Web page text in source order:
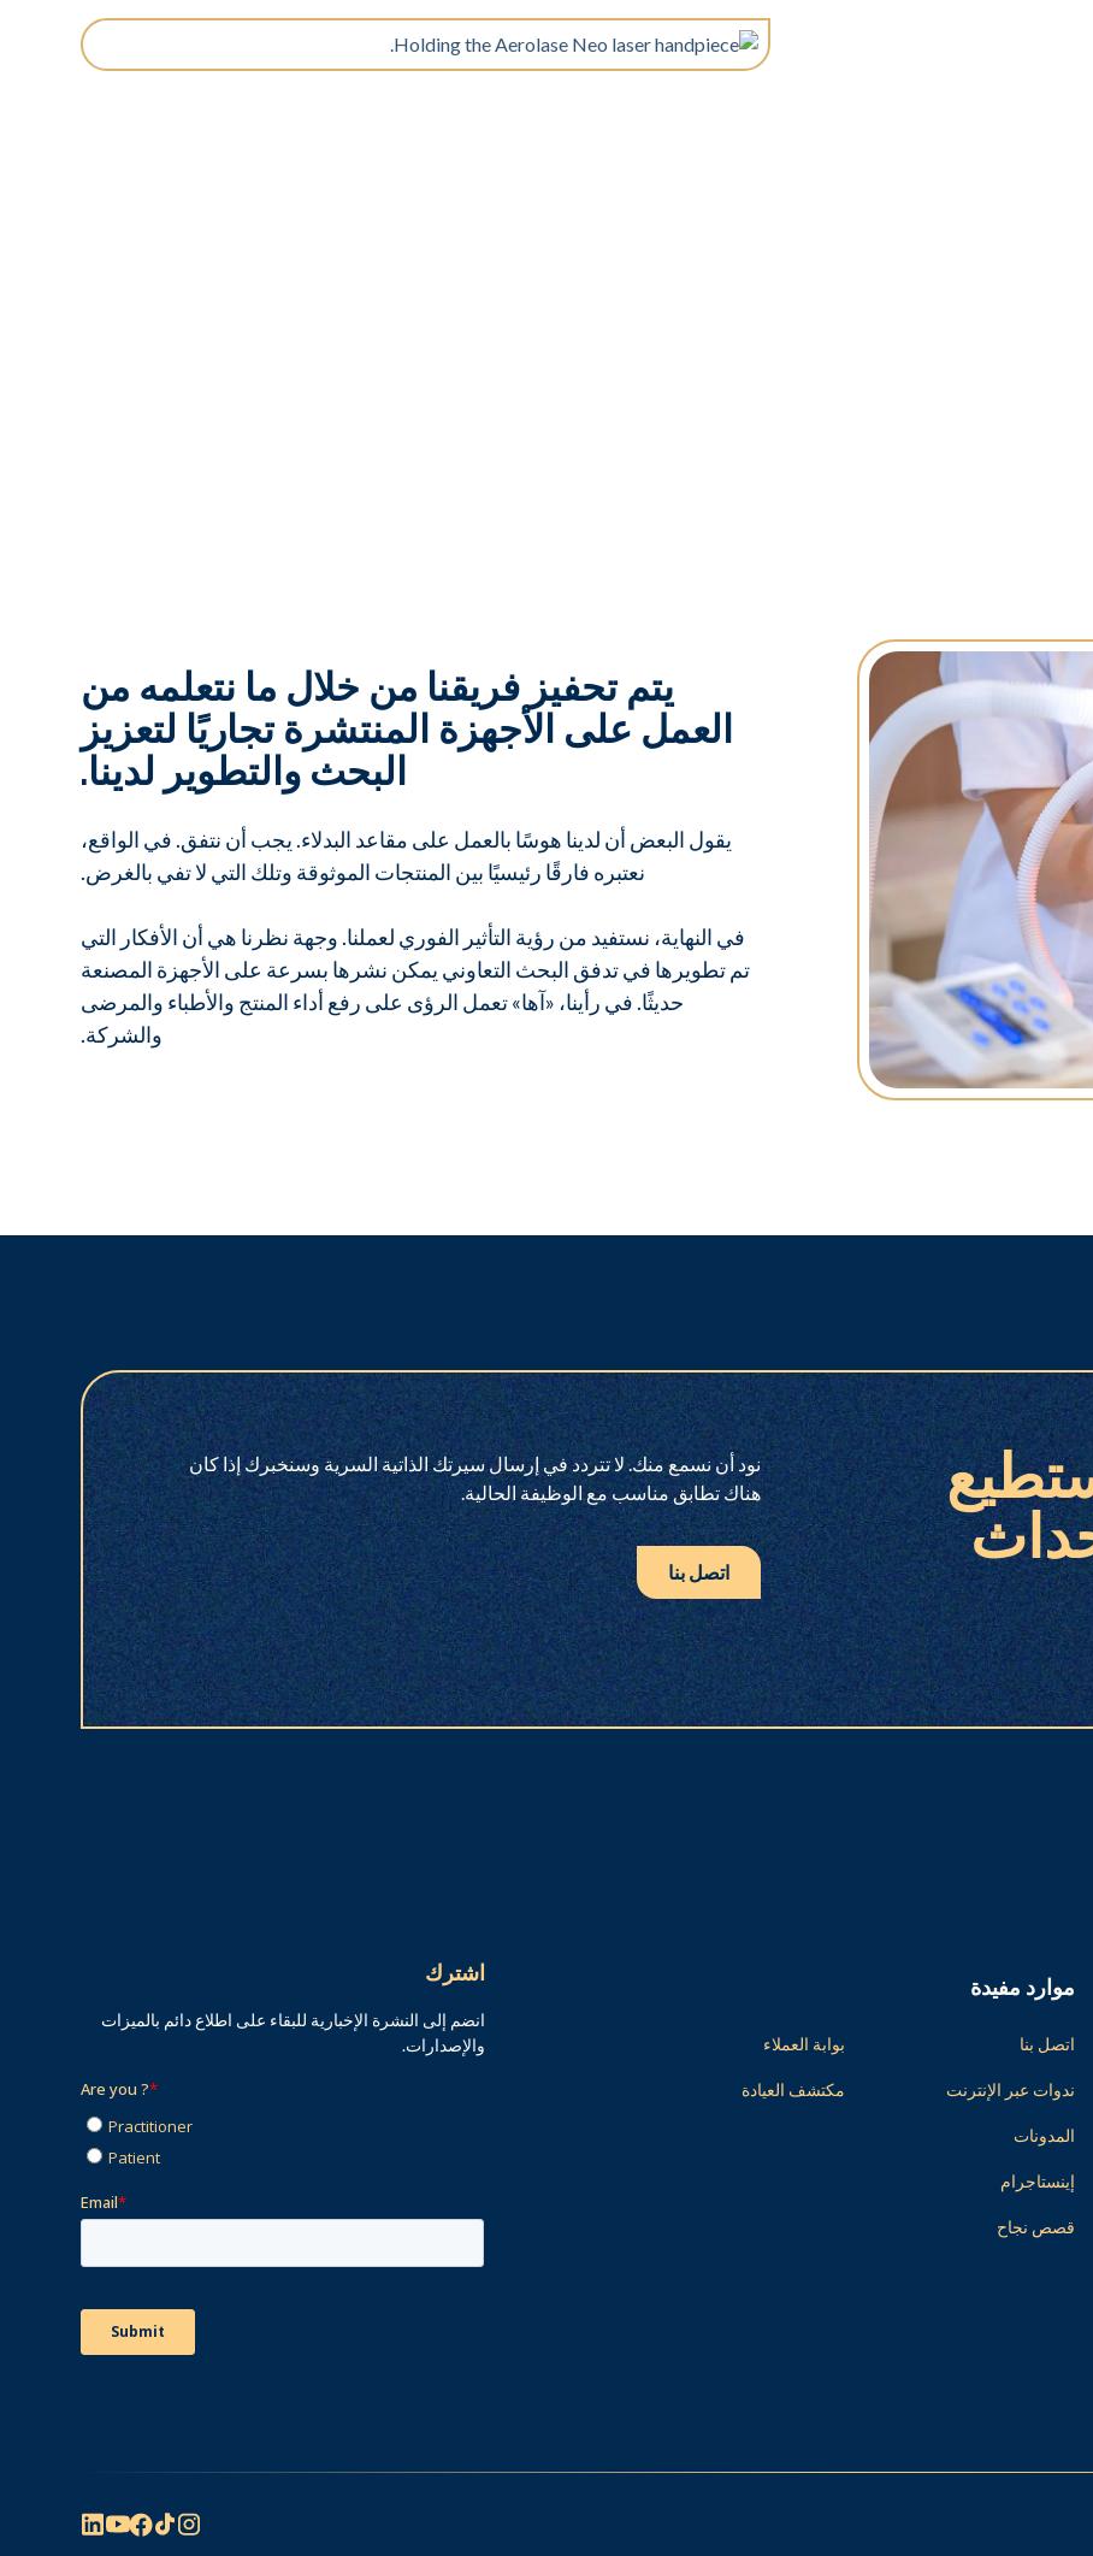
يتم تحفيز فريقنا من خلال ما نتعلمه من
العمل على الأجهزة المنتشرة تجاريًا لتعزيز
البحث والتطوير لدينا.
يقول البعض أن لدينا هوسًا بالعمل على مقاعد البدلاء. يجب أن نتفق. في الواقع،
نعتبره فارقًا رئيسيًا بين المنتجات الموثوقة وتلك التي لا تفي بالغرض.
في النهاية، نستفيد من رؤية التأثير الفوري لعملنا. وجهة نظرنا هي أن الأفكار التي
تم تطويرها في تدفق البحث التعاوني يمكن نشرها بسرعة على الأجهزة المصنعة
حديثًا. في رأينا، «آها»تعمل الرؤى على رفع أداء المنتج والأطباء والمرضى
والشركة.
نود أن نسمع منك. لا تتردد في إرسال سيرتك الذاتية السرية وسنخبرك إذا كان
هناك تطابق مناسب مع الوظيفة الحالية.
اتصل بنا
موارد مفيدة
اتصل بنا
ندوات عبر الإنترنت
المدونات
إينستاجرام
قصص نجاح
بوابة العملاء
مكتشف العيادة
اشترك
انضم إلى النشرة الإخبارية للبقاء على اطلاع دائم بالميزات
والإصدارات.